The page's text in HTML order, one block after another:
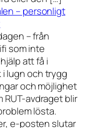
– personligt
– från
som inte
att få i
i lugn och trygg
och möjlighet
RUT-avdraget blir
lösta.
e-posten slutar